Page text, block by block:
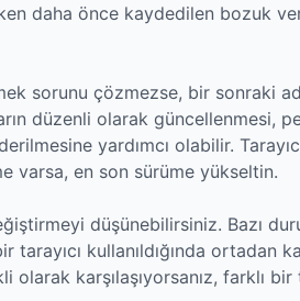
daha önce kaydedilen bozuk
sorunu çözmezse, bir sonraki
düzenli olarak güncellenmesi,
yardımcı olabilir.
varsa, en son sürüme yükseltin.
düşünebilirsiniz. Bazı
tarayıcı kullanıldığında ortadan
olarak karşılaşıyorsanız, farklı